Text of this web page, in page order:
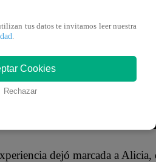
dejó marcada a
tus datos te invitamos leer nuestra
Cookies
Rechazar